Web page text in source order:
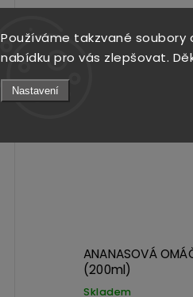
Používáme takzvané soubory
nabídku pro vás zlepšovat.
Nastavení
Previous
MERUŇKOVÁ OMÁČKA s chilli